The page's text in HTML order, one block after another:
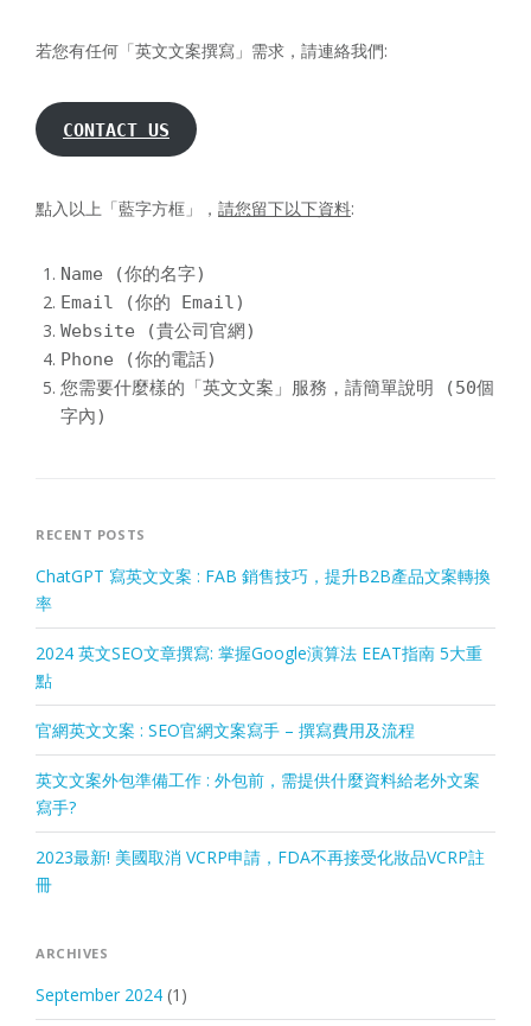
若您有任何「英文文案撰寫」需求，請連絡我們:
CONTACT US
點入以上「藍字方框」， 請您留下以下資料:
Name (你的名字)
Email (你的 Email)
Website (貴公司官網)
Phone (你的電話)
您需要什麼樣的「英文文案」服務，請簡單說明 (50個
字內)
RECENT POSTS
ChatGPT 寫英文文案 : FAB 銷售技巧，提升B2B產品文案轉換
率
2024 英文SEO文章撰寫: 掌握Google演算法 EEAT指南 5大重
點
官網英文文案 : SEO官網文案寫手 – 撰寫費用及流程
英文文案外包準備工作 : 外包前，需提供什麼資料給老外文案
寫手?
2023最新! 美國取消 VCRP申請，FDA不再接受化妝品VCRP註
冊
ARCHIVES
September 2024 (1)